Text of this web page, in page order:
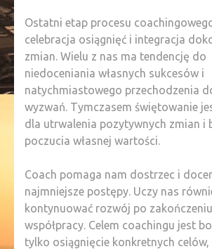
Ostatni etap procesu
celebracja osiągnięć i integracja
zmian. Wielu z nas ma tendencję do
niedoceniania własnych sukcesów i
natychmiastowego przechodzenia
wyzwań. Tymczasem świętowanie
dla utrwalenia pozytywnych zmian i
poczucia własnej wartości.
Coach pomaga nam dostrzec i
najmniejsze postępy. Uczy nas
kontynuować rozwój po
współpracy. Celem coachingu jest
tylko osiągnięcie konkretnych celów,